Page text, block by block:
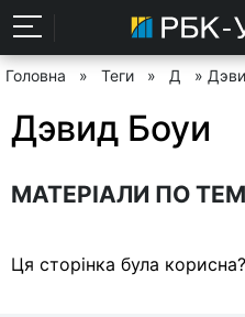
Головна » Теги » Д »
Дэвид Боуи
МАТЕРІАЛИ ПО
Ця сторінка була корисна?